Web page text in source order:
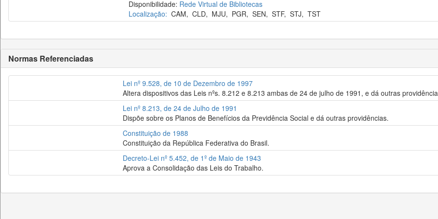
Disponibilidade: Rede Virtual de Bibliotecas
Localização: CAM, CLD, MJU, PGR, SEN, STF, STJ, TST
Normas Referenciadas
Lei nº 9.528, de 10 de Dezembro de 1997
Altera dispositivos das Leis nºs. 8.212 e 8.213 ambas de 24 de julho de 1991, e dá outras
Lei nº 8.213, de 24 de Julho de 1991
Dispõe sobre os Planos de Benefícios da Previdência Social e dá outras providências.
Constituição de 1988
Constituição da República Federativa do Brasil.
Decreto-Lei nº 5.452, de 1º de Maio de 1943
Aprova a Consolidação das Leis do Trabalho.